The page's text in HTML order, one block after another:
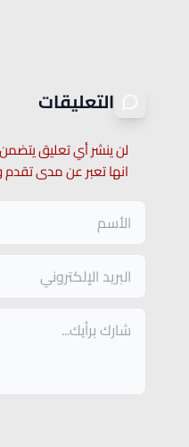
التعليقات
لن ينشر أي تعليق يتضمن
انها تعبر عن مدى تقدم